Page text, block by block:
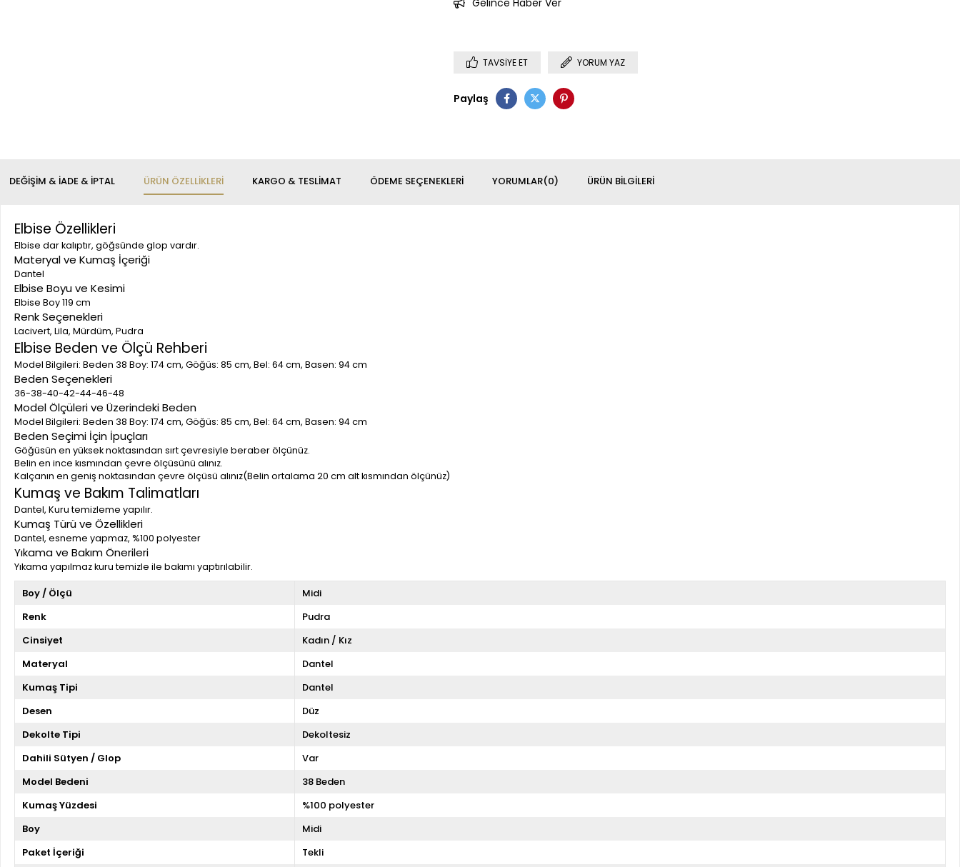
TAVSIYE ET YORUM YAZ
Paylaş
ÜRÜN ÖZELLIKLERI YORUMLAR(0)
ÖDEME SEÇENEKLERI ÜRÜN BILGILERI
DEĞIŞIM & İADE & İPTAL KARGO & TESLIMAT
Elbise Özellikleri
Elbise dar kalıptır, göğsünde glop vardır.
Materyal ve Kumaş İçeriği
Dantel
Elbise Boyu ve Kesimi
Elbise Boy 119 cm
Renk Seçenekleri
Lacivert, Lila, Mürdüm, Pudra
Elbise Beden ve Ölçü Rehberi
Model Bilgileri: Beden 38 Boy: 174 cm, Göğüs: 85 cm, Bel: 64 cm, Basen: 94 cm
Beden Seçenekleri
36-38-40-42-44-46-48
Model Ölçüleri ve Üzerindeki Beden
Model Bilgileri: Beden 38 Boy: 174 cm, Göğüs: 85 cm, Bel: 64 cm, Basen: 94 cm
Beden Seçimi İçin İpuçları
Göğüsün en yüksek noktasından sırt çevresiyle beraber ölçünüz.
Belin en ince kısmından çevre ölçüsünü alınız.
Kalçanın en geniş noktasından çevre ölçüsü alınız(Belin ortalama 20 cm alt kısmından ölçünüz)
Kumaş ve Bakım Talimatları
Dantel, Kuru temizleme yapılır.
Kumaş Türü ve Özellikleri
Dantel, esneme yapmaz, %100 polyester
Yıkama ve Bakım Önerileri
Yıkama yapılmaz kuru temizle ile bakımı yaptırılabilir.
Boy / Ölçü
Midi
Renk
Pudra
Cinsiyet
Kadın / Kız
Materyal
Dantel
Kumaş Tipi
Dantel
Desen
Düz
Dekolte Tipi
Dekoltesiz
Dahili Sütyen / Glop
Var
Model Bedeni
38 Beden
Kumaş Yüzdesi
%100 polyester
Boy
Midi
Paket İçeriği
Tekli